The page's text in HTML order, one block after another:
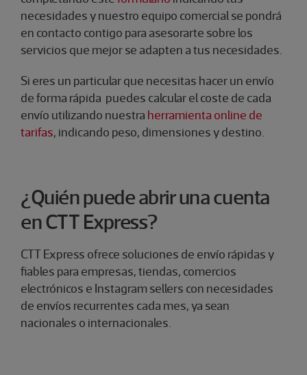
necesidades y nuestro equipo comercial se pondrá
en contacto contigo para asesorarte sobre los
servicios que mejor se adapten a tus necesidades. ​
Si eres un particular que necesitas hacer un envío
de forma rápida puedes calcular el coste de cada
envío utilizando nuestra herramienta online de
tarifas, indicando peso, dimensiones y destino.
¿Quién puede abrir una cuenta
en CTT Express?
CTT Express ofrece soluciones de envío rápidas y
fiables para empresas, tiendas, comercios
electrónicos e Instagram sellers con necesidades
de envíos recurrentes cada mes, ya sean
nacionales o internacionales.